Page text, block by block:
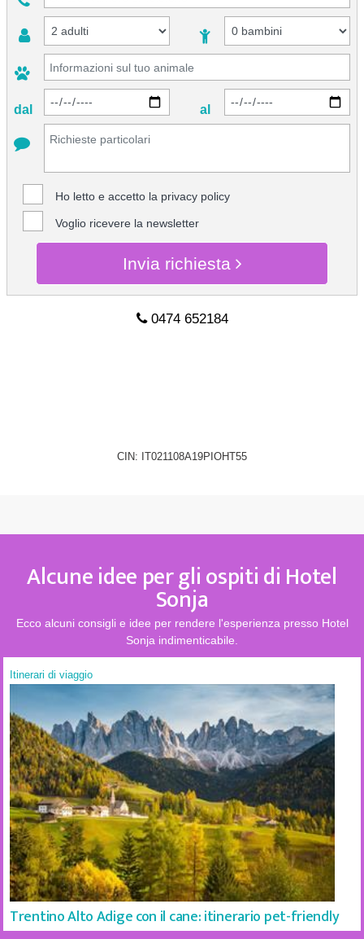
dal al
Ho letto e accetto la privacy policy
Voglio ricevere la newsletter
Invia richiesta
0474 652184
CIN: IT021108A19PIOHT55
Alcune idee per gli ospiti di Hotel
Sonja
Ecco alcuni consigli e idee per rendere l'esperienza presso Hotel
Sonja indimenticabile.
Itinerari di viaggio
Trentino Alto Adige con il cane: itinerario pet-friendly